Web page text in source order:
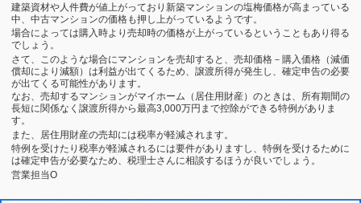
建築資材や人件費が値上がっており新築マンションの塩梅価格が高まっている
中、中古マンションの価格も押し上がっているようです。
場合によっては購入時より売却時の価格が上がっているということもあり得る
でしょう。
さて、このような場合にマンションを売却すると、売却価格－購入価格（減価
償却により減額）は利益が出てくるため、譲渡所得が発生し、確定申告の必要
が出てくる可能性があります。
なお、売却するマンションがマイホーム（居住用財産）のときは、所有期間の
長短に関係なく譲渡所得から最高3,000万円まで控除ができる特例がありま
す。
また、居住用財産の売却には税率が軽減されます。
特例を受けたり税率が軽減されるには要件がありますし、特例を受けるために
は確定申告が必要なため、税理士さんに相談するほうが良いでしょう。
営業担当O